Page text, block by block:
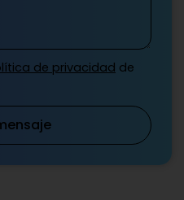
de privacidad de